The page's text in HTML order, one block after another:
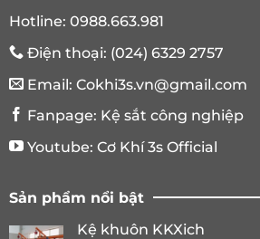
Hotline: 0988.663.981
Điện thoại: (024) 6329 2757
Email: Cokhi3s.vn@gmail.com
Fanpage: Kệ sắt công nghiệp
Youtube: Cơ Khí 3s Official
Sản phẩm nổi bật
Kệ khuôn KKXich